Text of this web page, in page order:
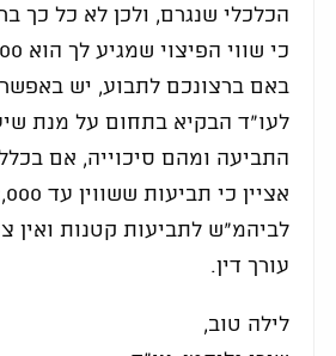
הכלכלי שנגרם, ולכן לא כל כך
כי שווי הפיצוי שמגיע לך הוא 100,000 ש"ח.
באם ברצונכם לתבוע, יש
לעו"ד הבקיא בתחום על מנת
התביעה ומהם סיכוייה, אם
לביהמ"ש לתביעות קטנות ואין
עורך דין.
לילה טוב,